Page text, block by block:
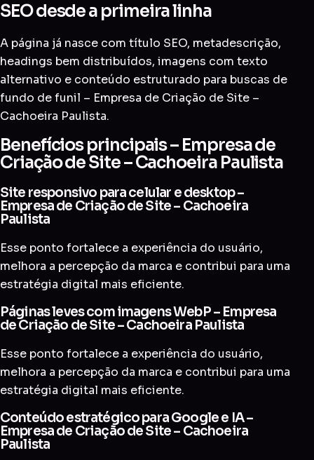
SEO desde a primeira linha
A página já nasce com título SEO, metadescrição,
headings bem distribuídos, imagens com texto
alternativo e conteúdo estruturado para buscas de
fundo de funil – Empresa de Criação de Site –
Cachoeira Paulista.
Benefícios principais – Empresa de
Criação de Site – Cachoeira Paulista
Site responsivo para celular e desktop –
Empresa de Criação de Site – Cachoeira
Paulista
Esse ponto fortalece a experiência do usuário,
melhora a percepção da marca e contribui para uma
estratégia digital mais eficiente.
Páginas leves com imagens WebP – Empresa
de Criação de Site – Cachoeira Paulista
Esse ponto fortalece a experiência do usuário,
melhora a percepção da marca e contribui para uma
estratégia digital mais eficiente.
Conteúdo estratégico para Google e IA –
Empresa de Criação de Site – Cachoeira
Paulista